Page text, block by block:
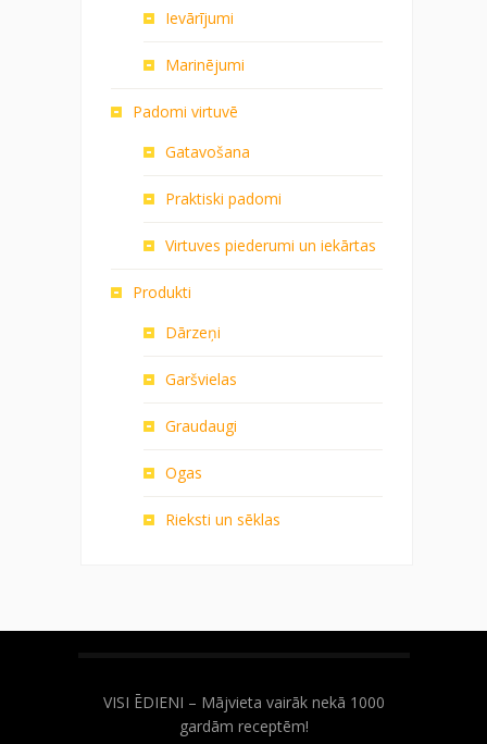
Ievārījumi
Marinējumi
Padomi virtuvē
Gatavošana
Praktiski padomi
Virtuves piederumi un iekārtas
Produkti
Dārzeņi
Garšvielas
Graudaugi
Ogas
Rieksti un sēklas
VISI ĒDIENI – Mājvieta vairāk nekā 1000
gardām receptēm!